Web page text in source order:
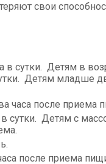
свои
сутки. Детям в
Детям младше
часа после приема
Детям с
после приема